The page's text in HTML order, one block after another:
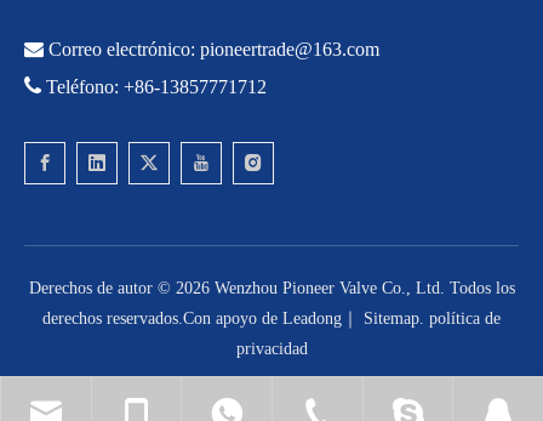
 Correo electrónico: pioneertrade@163.com
 Teléfono: +86-13857771712
Derechos de autor © 2026Wenzhou Pioneer Valve Co., Ltd. Todos los
derechos reservados.Con apoyo de Leadong Sitemap política de
privacidad